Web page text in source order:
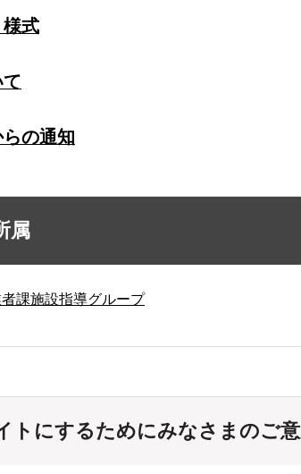
式
の通知
属
課施設指導グループ
トにするためにみなさまのご